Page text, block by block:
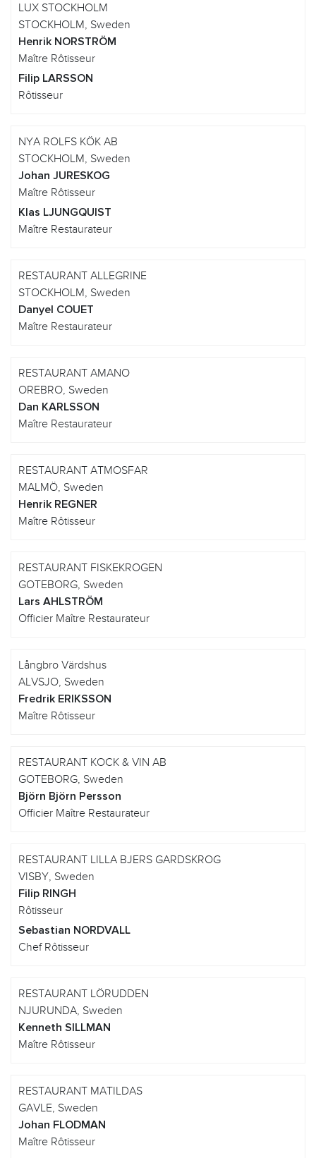
LUX STOCKHOLM
STOCKHOLM, Sweden
Henrik NORSTRÖM
Maître Rôtisseur
Filip LARSSON
Rôtisseur
NYA ROLFS KÖK AB
STOCKHOLM, Sweden
Johan JURESKOG
Maître Rôtisseur
Klas LJUNGQUIST
Maître Restaurateur
RESTAURANT ALLEGRINE
STOCKHOLM, Sweden
Danyel COUET
Maître Restaurateur
RESTAURANT AMANO
OREBRO, Sweden
Dan KARLSSON
Maître Restaurateur
RESTAURANT ATMOSFAR
MALMÖ, Sweden
Henrik REGNER
Maître Rôtisseur
RESTAURANT FISKEKROGEN
GOTEBORG, Sweden
Lars AHLSTRÖM
Officier Maître Restaurateur
Långbro Värdshus
ALVSJO, Sweden
Fredrik ERIKSSON
Maître Rôtisseur
RESTAURANT KOCK & VIN AB
GOTEBORG, Sweden
Björn Björn Persson
Officier Maître Restaurateur
RESTAURANT LILLA BJERS GARDSKROG
VISBY, Sweden
Filip RINGH
Rôtisseur
Sebastian NORDVALL
Chef Rôtisseur
RESTAURANT LÖRUDDEN
NJURUNDA, Sweden
Kenneth SILLMAN
Maître Rôtisseur
RESTAURANT MATILDAS
GAVLE, Sweden
Johan FLODMAN
Maître Rôtisseur